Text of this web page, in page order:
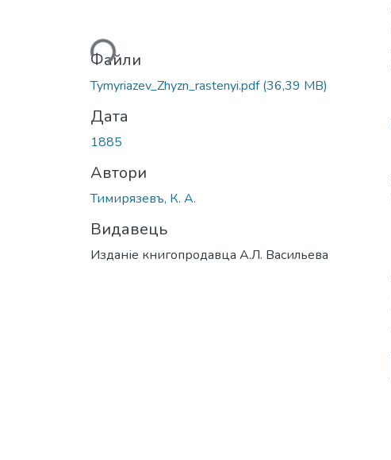
Вантажиться...Файли
Tymyriazev_Zhyzn_rastenyi.pdf(36,39 MB)
Дата
1885
Автори
Тимирязевъ, К. А.
Видавець
Изданіе книгопродавца А.Л. Васильева